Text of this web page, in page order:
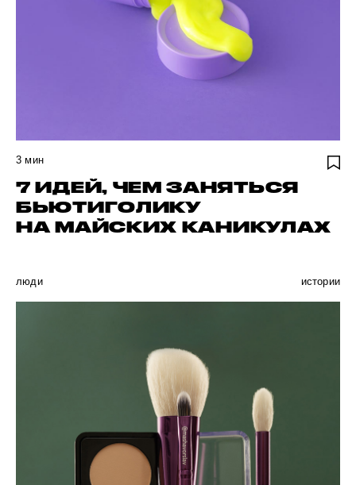
3 мин
7 ИДЕЙ, ЧЕМ ЗАНЯТЬСЯ
БЬЮТИГОЛИКУ
НА МАЙСКИХ КАНИКУЛАХ
люди истории